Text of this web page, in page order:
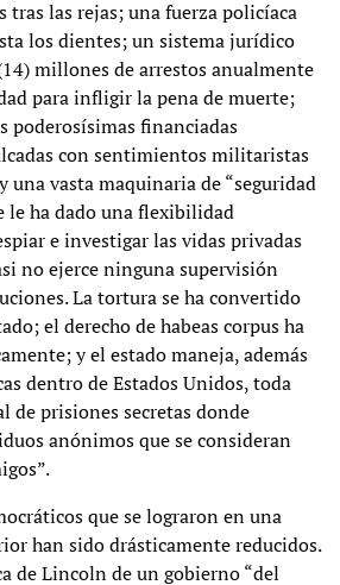
tras las rejas; una fuerza policíaca
los dientes; un sistema jurídico
millones de arrestos anualmente
para infligir la pena de muerte;
poderosísimas financiadas
con sentimientos militaristas
una vasta maquinaria de “seguridad
le ha dado una flexibilidad
e investigar las vidas privadas
no ejerce ninguna supervisión
La tortura se ha convertido
el derecho de habeas corpus ha
y el estado maneja, además
dentro de Estados Unidos, toda
de prisiones secretas donde
anónimos que se consideran
que se lograron en una
han sido drásticamente reducidos.
de Lincoln de un gobierno “del